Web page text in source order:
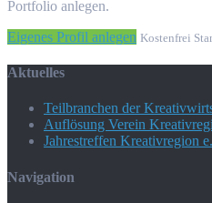
Portfolio anlegen.
Eigenes Profil anlegen Kostenfrei
Aktuelles
Teilbranchen der
Auflösung Verein
Jahrestreffen Kreativregion
Navigation